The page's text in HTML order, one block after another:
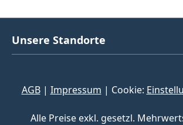
Unsere Standorte
AGB| Impressum | Cookie:
Alle Preise exkl. gesetzl.